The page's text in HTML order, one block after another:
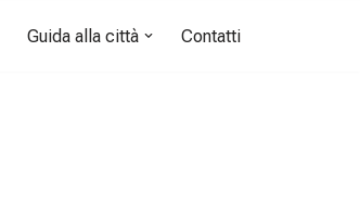
Guida alla città Contatti